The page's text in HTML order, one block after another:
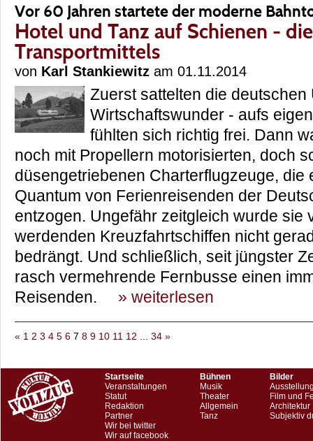
Vor 60 Jahren startete der moderne
Hotel und Tanz auf Schienen -
Transportmittels
von Karl Stankiewitz am 01.11.2014
Zuerst sattelten die
Wirtschaftswunder - aufs
fühlten sich richtig frei. Dann
noch mit Propellern motorisierten, doch
düsengetriebenen Charterflugzeuge, die
Quantum von Ferienreisenden der
entzogen. Ungefähr zeitgleich wurde sie
werdenden Kreuzfahrtschiffen nicht
bedrängt. Und schließlich, seit jüngster
rasch vermehrende Fernbusse einen
Reisenden. » weiterlesen
« 1 2 3 4 5 6 7 8 9 10 11 12 ... 34 »
Startseite
Veranstaltungen
Statut
Redaktion
Partner
Wir bei twitter
Wir auf facebook
Bühnen
Musik
Theater
Allgemein
Tanz
Bilder
Film und
Architektur
Subjektiv